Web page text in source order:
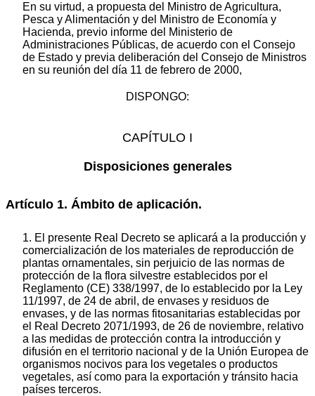
En su virtud, a propuesta del Ministro de Agricultura,
Pesca y Alimentación y del Ministro de Economía y
Hacienda, previo informe del Ministerio de
Administraciones Públicas, de acuerdo con el Consejo
de Estado y previa deliberación del Consejo de Ministros
en su reunión del día 11 de febrero de 2000,
DISPONGO:
CAPÍTULO I
Disposiciones generales
Artículo 1. Ámbito de aplicación.
1. El presente Real Decreto se aplicará a la producción y
comercialización de los materiales de reproducción de
plantas ornamentales, sin perjuicio de las normas de
protección de la flora silvestre establecidos por el
Reglamento (CE) 338/1997, de lo establecido por la Ley
11/1997, de 24 de abril, de envases y residuos de
envases, y de las normas fitosanitarias establecidas por
el Real Decreto 2071/1993, de 26 de noviembre, relativo
a las medidas de protección contra la introducción y
difusión en el territorio nacional y de la Unión Europea de
organismos nocivos para los vegetales o productos
vegetales, así como para la exportación y tránsito hacia
países terceros.